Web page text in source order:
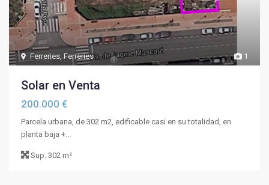
1
Ferreries,Ferreries
Solar en Venta
200.000 €
Parcela urbana, de 302 m2, edificable casi en su totalidad, en
planta baja +...
Sup.302 m²